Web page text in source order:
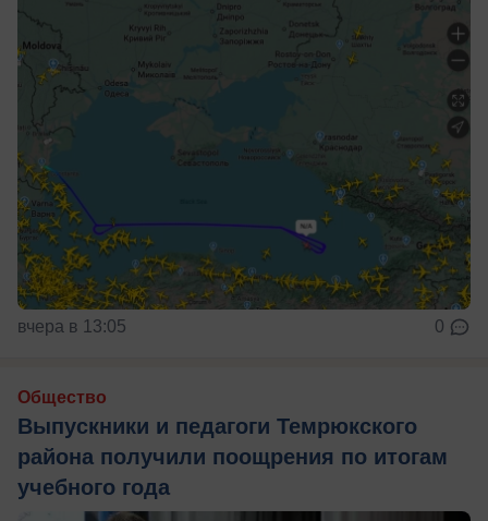
вчера в 13:05 0
Общество
Выпускники и педагоги Темрюкского
района получили поощрения по итогам
учебного года